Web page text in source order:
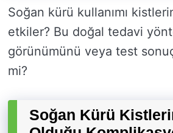
Soğan kürü kullanımı
etkiler? Bu doğal tedavi
görünümünü veya test
mi?
Soğan Kürü